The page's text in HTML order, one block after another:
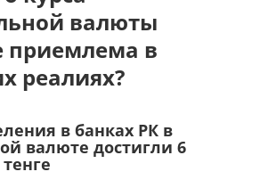
валюты
приемлема в
реалиях?
в банках РК в
валюте достигли 6